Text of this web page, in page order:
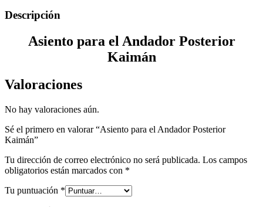
Descripción
Asiento para el Andador Posterior
Kaimán
Valoraciones
No hay valoraciones aún.
Sé el primero en valorar “Asiento para el Andador Posterior
Kaimán”
Tu dirección de correo electrónico no será publicada. Los campos
obligatorios están marcados con *
Tu puntuación *